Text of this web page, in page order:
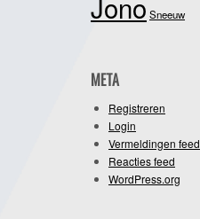
Sneeuw
META
Registreren
Login
Vermeldingen feed
Reacties feed
WordPress.org